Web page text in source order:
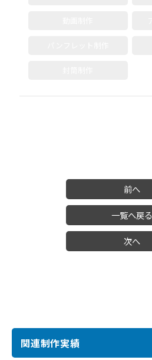
前へ
一覧へ戻る
次へ
関連制作実績